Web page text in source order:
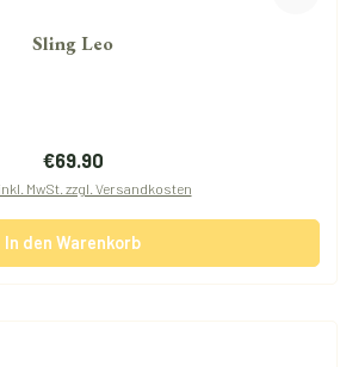
Sling Leo
Regulärer Preis:
€69.90
MwSt. zzgl. Versandkosten
In den Warenkorb